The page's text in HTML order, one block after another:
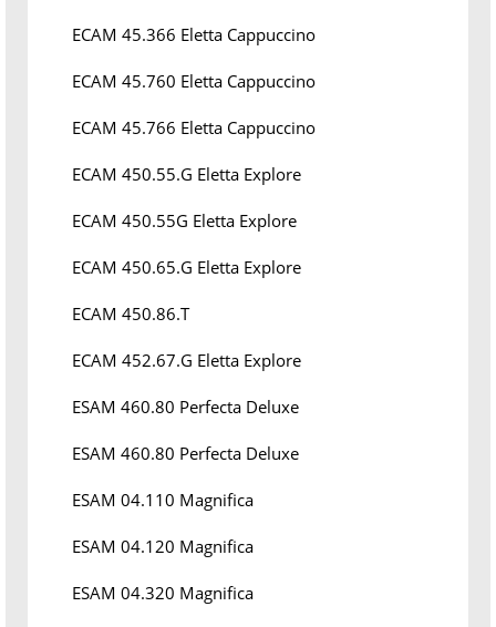
ECAM 45.366 Eletta Cappuccino
ECAM 45.760 Eletta Cappuccino
ECAM 45.766 Eletta Cappuccino
ECAM 450.55.G Eletta Explore
ECAM 450.55G Eletta Explore
ECAM 450.65.G Eletta Explore
ECAM 450.86.T
ECAM 452.67.G Eletta Explore
ESAM 460.80 Perfecta Deluxe
ESAM 460.80 Perfecta Deluxe
ESAM 04.110 Magnifica
ESAM 04.120 Magnifica
ESAM 04.320 Magnifica